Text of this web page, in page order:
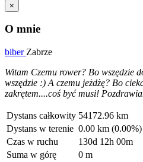
×
O mnie
biber Zabrze
Witam Czemu rower? Bo wszędzie
wszędzie :) A czemu jeżdżę? Bo
zakrętem....coś być musi!
Dystans całkowity 54172.96 km
Dystans w terenie 0.00 km (0.00%)
Czas w ruchu
130d 12h 00m
Suma w górę
0 m